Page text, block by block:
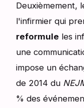
Deuxièmement,
l'infirmier qui
reformule les
une
impose un
de 2014 du
% des